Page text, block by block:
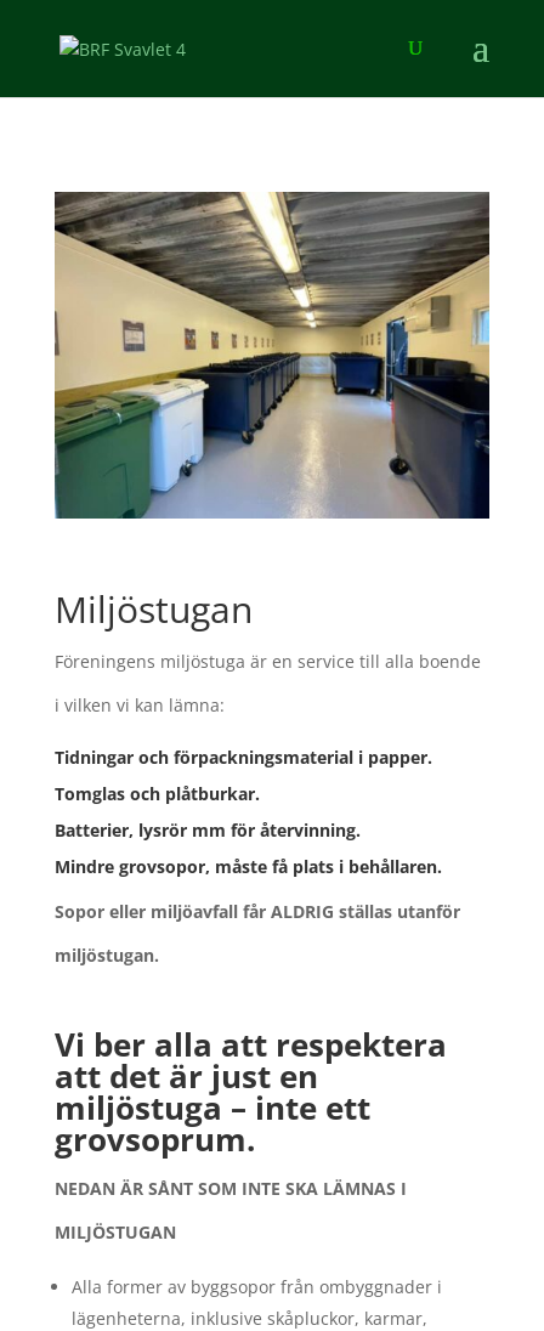
Miljöstugan
Föreningens miljöstuga är en service till alla boende
i vilken vi kan lämna:
Tidningar och förpackningsmaterial i papper.
Tomglas och plåtburkar.
Batterier, lysrör mm för återvinning.
Mindre grovsopor, måste få plats i behållaren.
Sopor eller miljöavfall får ALDRIG ställas utanför
miljöstugan.
Vi ber alla att respektera
att det är just en
miljöstuga – inte ett
grovsoprum.
NEDAN ÄR SÅNT SOM INTE SKA LÄMNAS I
MILJÖSTUGAN
Alla former av byggsopor från ombyggnader i
lägenheterna, inklusive skåpluckor, karmar,